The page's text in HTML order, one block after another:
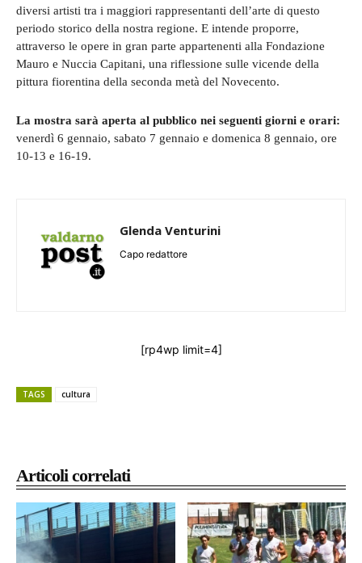
Articoli correlati
diversi artisti tra i maggiori rappresentanti dell’arte di questo
periodo storico della nostra regione. E intende proporre,
attraverso le opere in gran parte appartenenti alla Fondazione
Mauro e Nuccia Capitani, una riflessione sulle vicende della
pittura fiorentina della seconda metà del Novecento.
La mostra sarà aperta al pubblico nei seguenti giorni e orari:
venerdì 6 gennaio, sabato 7 gennaio e domenica 8 gennaio, ore
10-13 e 16-19.
Glenda Venturini
Capo redattore
[rp4wp limit=4]
TAGS cultura